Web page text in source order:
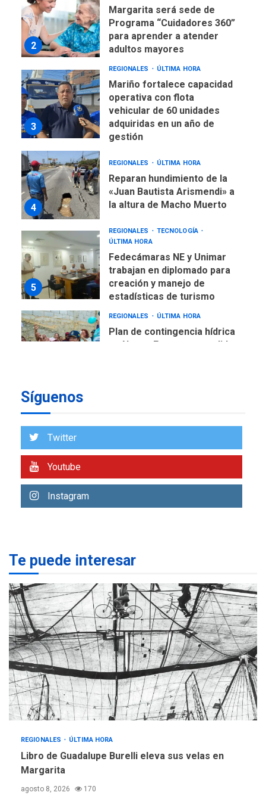
2
Margarita será sede de
Programa “Cuidadores 360”
para aprender a atender
adultos mayores
3
REGIONALES ÚLTIMA HORA
Mariño fortalece capacidad
operativa con flota
vehicular de 60 unidades
adquiridas en un año de
gestión
4
REGIONALES ÚLTIMA HORA
Reparan hundimiento de la
«Juan Bautista Arismendi» a
la altura de Macho Muerto
5
REGIONALES
TECNOLOGÍA
ÚLTIMA HORA
Fedecámaras NE y Unimar
trabajan en diplomado para
creación y manejo de
estadísticas de turismo
REGIONALES ÚLTIMA HORA
Plan de contingencia hídrica
en Nueva Esparta consolida
7
2
Margarita será sede de
para aprender a atender
adultos mayores
3
REGIONALES ÚLTIMA HORA
Mariño fortalece capacidad
operativa con flota
vehicular de 60 unidades
adquiridas en un año de
gestión
4
REGIONALES ÚLTIMA HORA
«Juan Bautista Arismendi» a
la altura de Macho Muerto
Síguenos
Twitter
Youtube
Instagram
Te puede interesar
REGIONALES ÚLTIMA HORA
Libro de Guadalupe Burelli eleva sus velas en
Margarita
agosto 8, 2026 170